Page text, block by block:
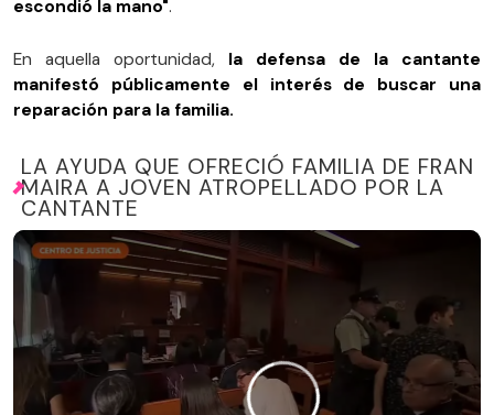
escondió la mano".
En aquella oportunidad, la defensa de la cantante
manifestó públicamente el interés de buscar una
reparación para la familia.
LA AYUDA QUE OFRECIÓ FAMILIA DE FRAN
MAIRA A JOVEN ATROPELLADO POR LA
CANTANTE